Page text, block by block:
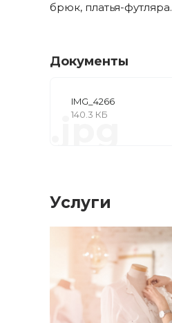
брюк, платья-футляра.
Документы
IMG_4266
140.3 КБ
.jpg
Услуги